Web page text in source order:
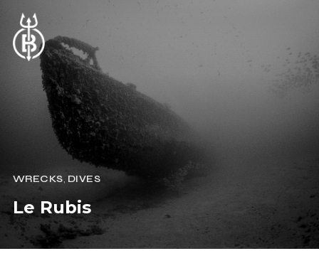
WRECKS, DIVES
Le Rubis